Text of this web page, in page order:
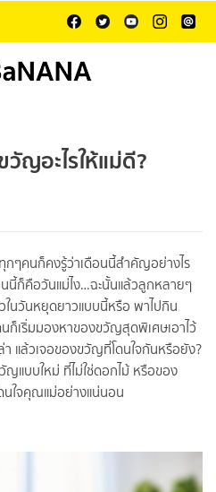
ญอะไรให้แม่ดี?
กๆคนก็คงรู้ว่าเดือนนี้สำคัญอย่างไร
ก็คือวันแม่ไง…ฉะนั้นแล้วลูกหลายๆ
ในวันหยุดยาวแบบนี้หรือ พาไปกิน
ก็เริ่มมองหาของขวัญสุดพิเศษเอาไว้
แล้วเจอของขวัญที่โดนใจกันหรือยัง?
ญแบบใหม่ ที่ไม่ใช่ดอกไม้ หรือของ
นใจคุณแม่อย่างแน่นอน